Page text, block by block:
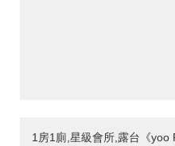
1房1廁,星級會所,露台《yoo